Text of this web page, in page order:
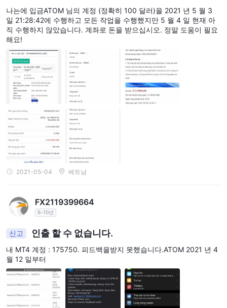
나는에 입금ATOM 님의 계정 (정확히 100 달러)을 2021 년 5 월 3
일 21:28:42에 수행하고 모든 작업을 수행했지만 5 월 4 일 현재 아
직 수행하지 않았습니다. 계좌로 돈을 받으십시오. 정말 도움이 필요
해요!
2021-05-04 베트남
FX2119399664
6-10년
신고 인출 할 수 없습니다.
내 MT4 계정 : 175750. 피드백을받지 못했습니다.ATOM 2021 년 4
월 12 일부터